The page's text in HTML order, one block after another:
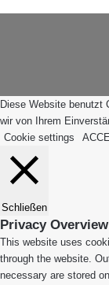
Diese Website benutzt
wir von Ihrem
Cookie settings
Schließen
Privacy Overview
This website uses
through the website.
necessary are stored